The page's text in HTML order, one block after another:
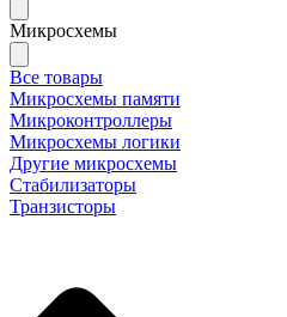
Микросхемы
Все товары
Микросхемы памяти
Микроконтроллеры
Микросхемы логики
Другие микросхемы
Стабилизаторы
Транзисторы